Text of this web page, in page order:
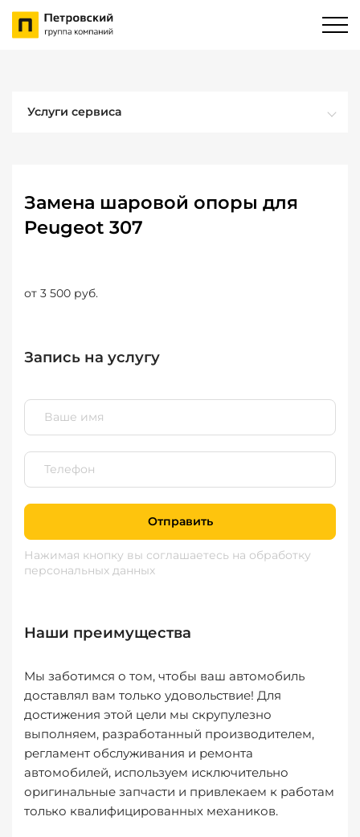
Услуги сервиса
Замена шаровой опоры для
Peugeot 307
от 3 500 руб.
Запись на услугу
Отправить
Нажимая кнопку вы соглашаетесь на обработку
персональных данных
Наши преимущества
Мы заботимся о том, чтобы ваш автомобиль
доставлял вам только удовольствие! Для
достижения этой цели мы скрупулезно
выполняем, разработанный производителем,
регламент обслуживания и ремонта
автомобилей, используем исключительно
оригинальные запчасти и привлекаем к работам
только квалифицированных механиков.